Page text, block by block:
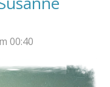
00:40